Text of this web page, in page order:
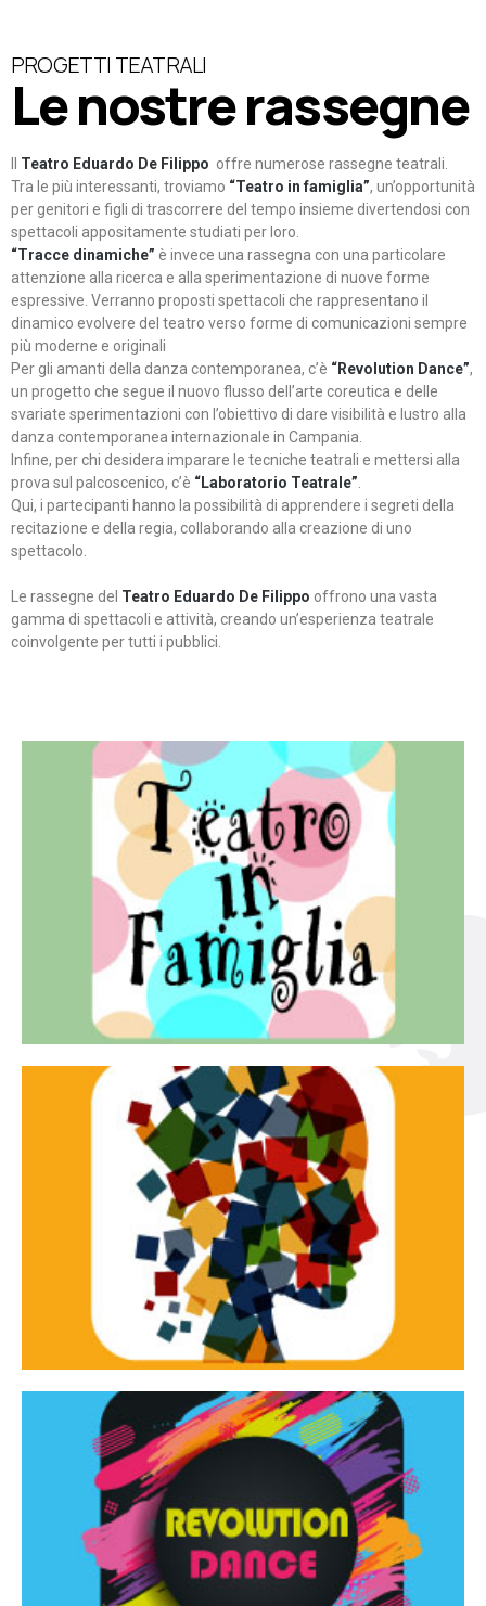
PROGETTI TEATRALI
Le nostre rassegne
Teatro Eduardo De Filippo offre numerose rassegne teatrali.
Tra le più interessanti, troviamo “Teatro in famiglia”, un’opportunità
per genitori e figli di trascorrere del tempo insieme divertendosi con
spettacoli appositamente studiati per loro.
“Tracce dinamiche” è invece una rassegna con una particolare
attenzione alla ricerca e alla sperimentazione di nuove forme
espressive. Verranno proposti spettacoli che rappresentano il
dinamico evolvere del teatro verso forme di comunicazioni sempre
più moderne e originali
Per gli amanti della danza contemporanea, c’è “Revolution Dance”,
un progetto che segue il nuovo flusso dell’arte coreutica e delle
svariate sperimentazioni con l’obiettivo di dare visibilità e lustro alla
danza contemporanea internazionale in Campania.
Infine, per chi desidera imparare le tecniche teatrali e mettersi alla
prova sul palcoscenico, c’è “Laboratorio Teatrale”
Qui, i partecipanti hanno la possibilità di apprendere i segreti della
recitazione e della regia, collaborando alla creazione di uno
spettacolo.
Le rassegne del Teatro Eduardo De Filippo offrono una vasta
gamma di spettacoli e attività, creando un’esperienza teatrale
coinvolgente per tutti i pubblici.
Teatro in famiglia
Teatro In Famiglia è una rassegna di teatro concepita
per far condividere e godere del teatro all’intera
famiglia.
Continua
Tracce dinamiche
Tracce Dinamiche è una rassegna di teatro
d’innovazione e sperimentale.
Continua
Revolution Dance
Rassegna di danza contemporanea – I Edizione